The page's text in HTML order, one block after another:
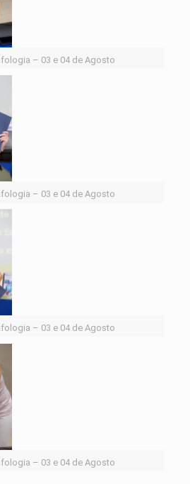
– 03 e 04 de Agosto
– 03 e 04 de Agosto
– 03 e 04 de Agosto
– 03 e 04 de Agosto